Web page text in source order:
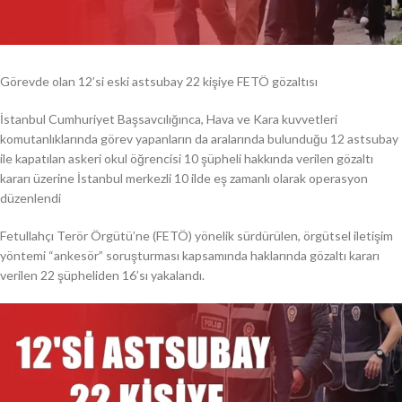
Görevde olan 12’si eski astsubay 22 kişiye FETÖ gözaltısı
İstanbul Cumhuriyet Başsavcılığınca, Hava ve Kara kuvvetleri
komutanlıklarında görev yapanların da aralarında bulunduğu 12 astsubay
ile kapatılan askeri okul öğrencisi 10 şüpheli hakkında verilen gözaltı
kararı üzerine İstanbul merkezli 10 ilde eş zamanlı olarak operasyon
düzenlendi
Fetullahçı Terör Örgütü’ne (FETÖ) yönelik sürdürülen, örgütsel iletişim
yöntemi “ankesör” soruşturması kapsamında haklarında gözaltı kararı
verilen 22 şüpheliden 16’sı yakalandı.